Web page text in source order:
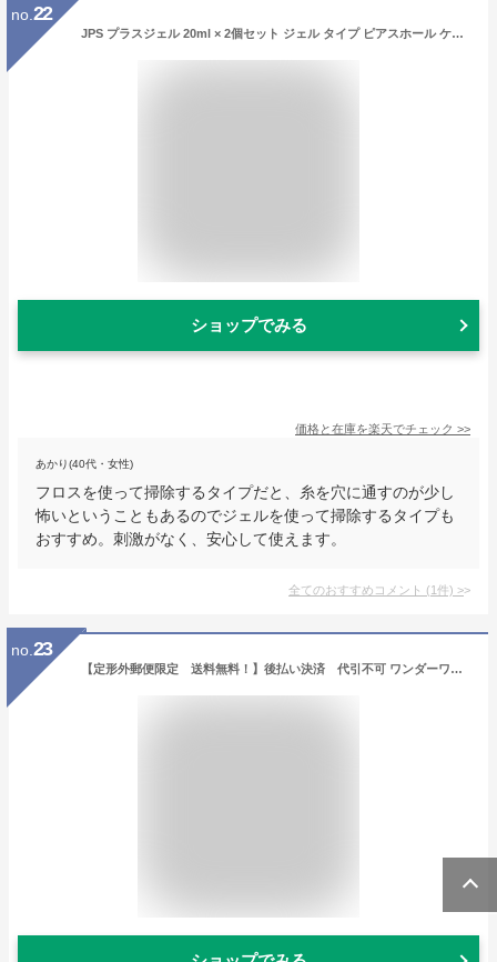
no. 22
JPS プラスジェル 20ml × 2個セット ジェル タイプ ピアスホール ケア クリーナー 掃除 消毒 洗浄 安定 ピアス つけっぱなし ボディピアス ピアッシング アフターケア ピアッサー 除菌 耳たぶ 軟骨
ショップでみる
価格と在庫を楽天でチェック >>
あかり(40代・女性)
フロスを使って掃除するタイプだと、糸を穴に通すのが少し
怖いということもあるのでジェルを使って掃除するタイプも
おすすめ。刺激がなく、安心して使えます。
全てのおすすめコメント (1件) >
no. 23
【定形外郵便限定 送料無料！】後払い決済 代引不可 ワンダーワークス PIAFLOSS ピアフロス ピアス穴のおそうじ専用フロス ピアスホール/掃除/ニオイ/汚れ/ケア／デオドラント